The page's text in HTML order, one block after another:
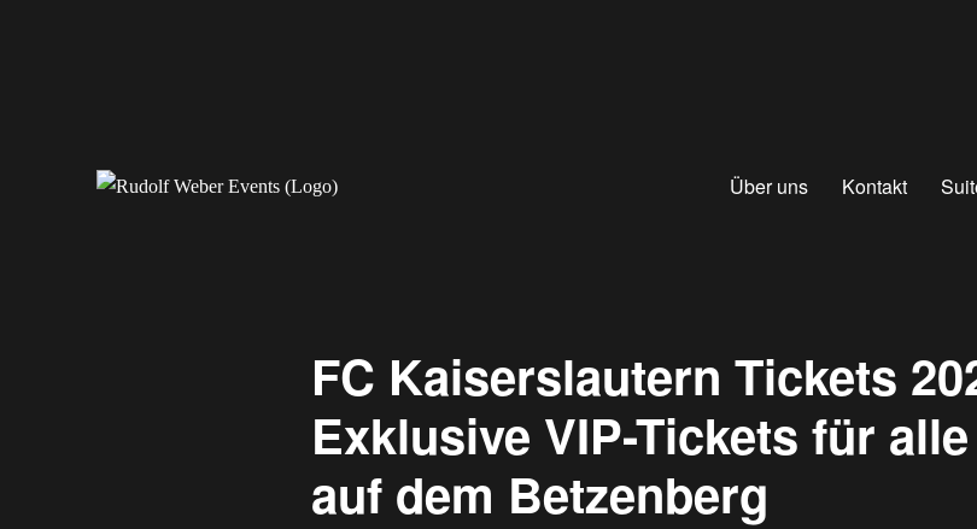
Über uns Kontakt
FC Kaiserslautern Tickets
Exklusive VIP-Tickets für
auf dem Betzenberg